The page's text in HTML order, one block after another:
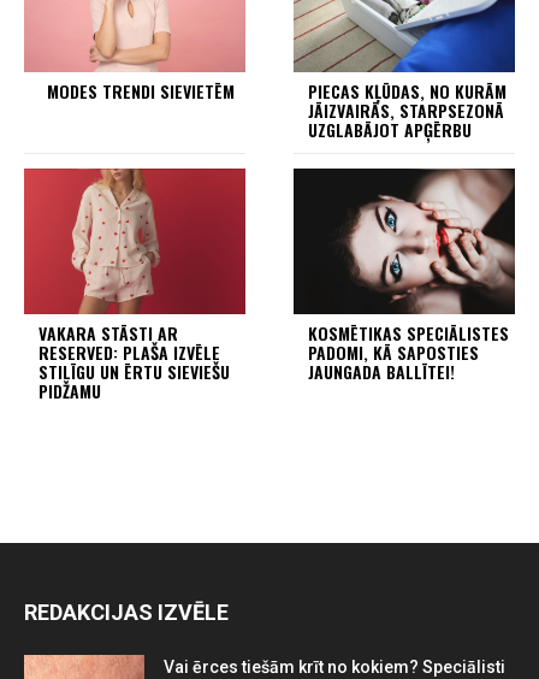
MODES TRENDI SIEVIETĒM PIECAS KĻŪDAS, NO KURĀM
JĀIZVAIRĀS, STARPSEZONĀ
UZGLABĀJOT APĢĒRBU
VAKARA STĀSTI AR
RESERVED: PLAŠA IZVĒLE
STILĪGU UN ĒRTU SIEVIEŠU
PIDŽAMU
KOSMĒTIKAS SPECIĀLISTES
PADOMI, KĀ SAPOSTIES
JAUNGADA BALLĪTEI!
REDAKCIJAS IZVĒLE
Vai ērces tiešām krīt no kokiem? Speciālisti